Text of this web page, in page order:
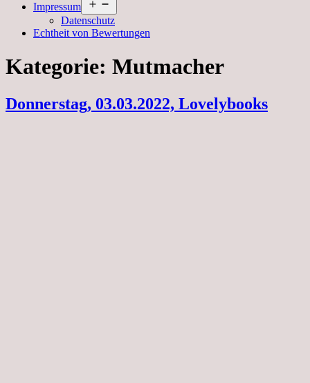
Impressum
öffnen
Datenschutz
Echtheit von Bewertungen
Kategorie: Mutmacher
Donnerstag, 03.03.2022, Lovelybooks